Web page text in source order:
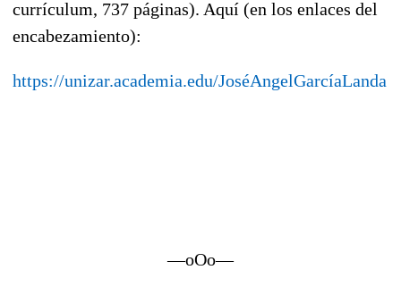
currículum, 737 páginas). Aquí (en los enlaces del
encabezamiento):
https://unizar.academia.edu/JoséAngelGarcíaLanda
—oOo—